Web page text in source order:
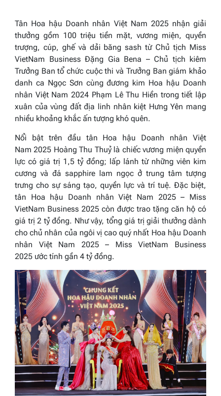
Tân Hoa hậu Doanh nhân Việt Nam 2025nhận giải
thưởng gồm 100 triệu tiền mặt, vương miện, quyền
trượng, cúp, ghế và dải băng sash từ Chủ tịch Miss
VietNam BusinessĐặng Gia Bena – Chủ tịch kiêm
Trưởng Ban tổ chức cuộc thi và Trưởng Ban giám khảo
danh ca Ngọc Sơn cùng đương kim Hoa hậu Doanh
nhân Việt Nam 2024 Phạm Lê Thu Hiền trong tiết lập
xuân của vùng đất địa linh nhân kiệt Hưng Yên mang
nhiều khoảng khắc ấn tượng khó quên.
Nổi bật trên đầu tân Hoa hậu Doanh nhân Việt
Nam 2025 Hoàng Thu Thuỷ là chiếc vương miện quyền
lực có giá trị 1,5 tỷ đồng; lấp lánh từ những viên kim
cương và đá sapphire lam ngọc ở trung tâm tượng
trưng cho sự sáng tạo, quyền lực và trí tuệ. Đặc biệt,
tân Hoa hậu Doanh nhân Việt Nam 2025 – Miss
VietNam Business 2025 còn được trao tặng căn hộ có
giá trị 2 tỷ đồng. Như vậy, tổng giá trị giải thưởng dành
cho chủ nhân của ngôi vị cao quý nhất Hoa hậu Doanh
nhân Việt Nam 2025 – Miss VietNam Business
2025 ước tính gần 4 tỷ đồng.